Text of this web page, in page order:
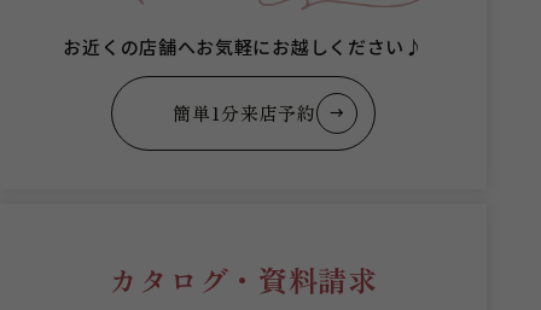
お近くの店舗へお気軽にお越しください♪
簡単1分来店予約
カタログ・資料請求